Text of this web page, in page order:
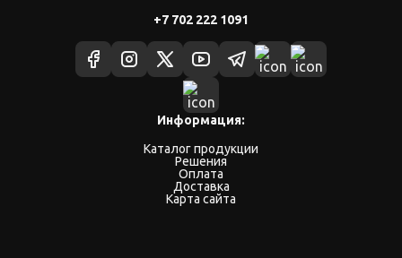
Информация:
Каталог продукции
Решения
Оплата
Доставка
Карта сайта
+7 702 222 1091